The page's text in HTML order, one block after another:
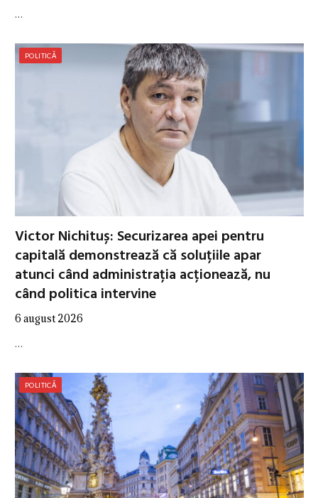
…
POLITICĂ
Victor Nichituș: Securizarea apei pentru
capitală demonstrează că soluțiile apar
atunci când administrația acționează, nu
când politica intervine
6 august 2026
…
POLITICĂ